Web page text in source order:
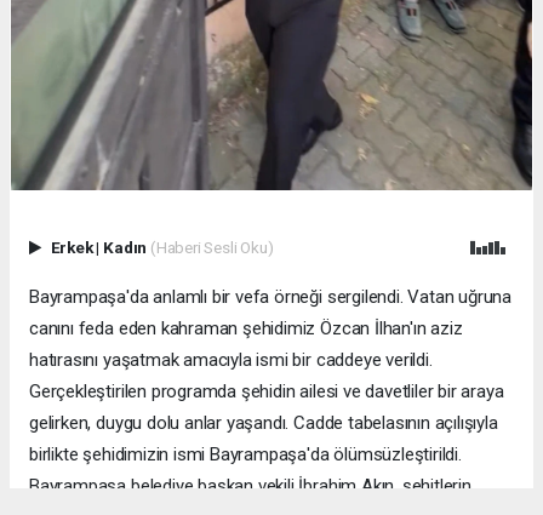
Erkek| Kadın (Haberi Sesli Oku)
Bayrampaşa'da anlamlı bir vefa örneği sergilendi. Vatan uğruna
canını feda eden kahraman şehidimiz Özcan İlhan'ın aziz
hatırasını yaşatmak amacıyla ismi bir caddeye verildi.
Gerçekleştirilen programda şehidin ailesi ve davetliler bir araya
gelirken, duygu dolu anlar yaşandı. Cadde tabelasının açılışıyla
birlikte şehidimizin ismi Bayrampaşa'da ölümsüzleştirildi.
Bayrampaşa belediye başkan vekili İbrahim Akın, şehitlerin